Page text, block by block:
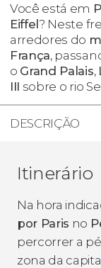
Você está em
Eiffel? Neste
arredores do
França,
o Grand Palais,
III sobre o rio
DESCRIÇÃO
Itinerário
Na hora
por Paris no
percorrer a
zona da